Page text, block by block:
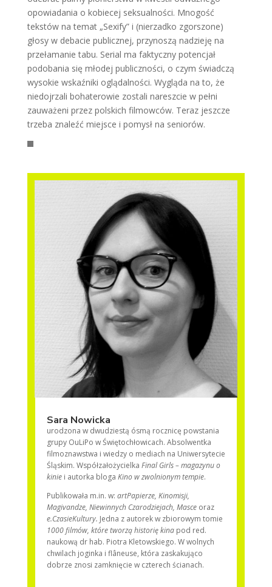
opowiadania o kobiecej seksualności. Mnogość
tekstów na temat „Sexify” i (nierzadko zgorszone)
głosy w debacie publicznej, przynoszą nadzieję na
przełamanie tabu. Serial ma faktyczny potencjał
podobania się młodej publiczności, o czym świadczą
wysokie wskaźniki oglądalności. Wygląda na to, że
niedojrzali bohaterowie zostali nareszcie w pełni
zauważeni przez polskich filmowców. Teraz jeszcze
trzeba znaleźć miejsce i pomysł na seniorów.
Sara Nowicka
urodzona w dwudziestą ósmą rocznicę powstania
grupy OuLiPo w Świętochłowicach. Absolwentka
filmoznawstwa i wiedzy o mediach na Uniwersytecie
Śląskim. Współzałożycielka Final Girls – magazynu o
kiniei autorka bloga Kino w zwolnionym tempie.
Publikowała m.in. w: artPapierze, Kinomisji,
Magivandze, Niewinnych Czarodziejach, Masce oraz
e.CzasieKultury. Jedna z autorek w zbiorowym tomie
1000 filmów, które tworzą historię kinapod red.
naukową dr hab. Piotra Kletowskiego. W wolnych
chwilach joginka i flâneuse, która zaskakująco
dobrze znosi zamknięcie w czterech ścianach.